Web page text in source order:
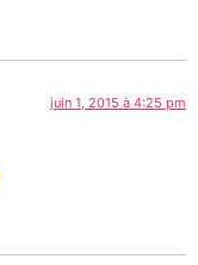
juin 1, 2015 à 4:25 pm